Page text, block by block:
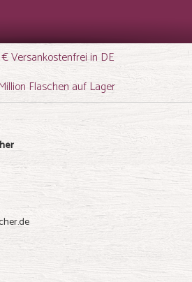
Versankostenfrei in DE
Flaschen auf Lager